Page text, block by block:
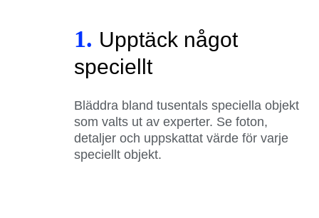
1. Upptäck något
speciellt
Bläddra bland tusentals speciella objekt
som valts ut av experter. Se foton,
detaljer och uppskattat värde för varje
speciellt objekt.